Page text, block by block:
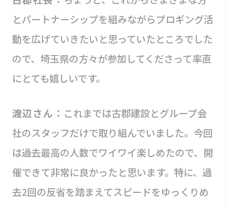
とパートナーシップを組みながらプロギング活
動を広げていきたいと思っていたところでした
ので、埼玉県の方々が参加してくださって率直
にとても嬉しいです。
渡辺さん： これまでは古郡建設とグループ会
社のスタッフだけで取り組んでいました。今回
は過去最高の人数でワイワイ楽しめたので、開
催できて非常に良かったと思います。特に、過
去2回の反省を踏まえてスピードをゆっくりめ